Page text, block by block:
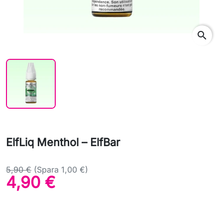
search
ElfLiq Menthol – ElfBar
5,90 € (Spara 1,00 €)
4,90 €